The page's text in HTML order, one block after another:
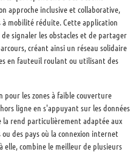
approche inclusive et collaborative,
à mobilité réduite. Cette application
signaler les obstacles et de partager
créant ainsi un réseau solidaire
en fauteuil roulant ou utilisant des
pour les zones à faible couverture
ligne en s'appuyant sur les données
rend particulièrement adaptée aux
des pays où la connexion internet
combine le meilleur de plusieurs